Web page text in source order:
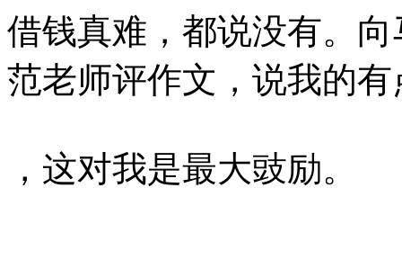
借钱真难，都说没有。
范老师评作文，说我的
，这对我是最大豉励。